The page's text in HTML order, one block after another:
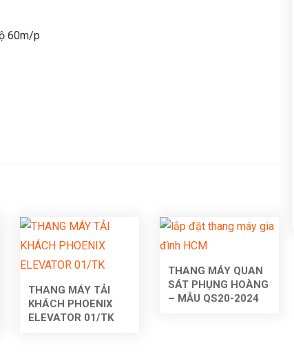
60m/p
THANG MÁY TẢI
KHÁCH PHOENIX
ELEVATOR 01/TK
THANG MÁY QUAN
SÁT PHỤNG HOÀNG
– MẪU QS20-2024